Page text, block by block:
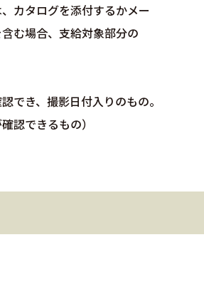
カタログを添付するかメー
む場合、支給対象部分の
でき、撮影日付入りのもの。
認できるもの）